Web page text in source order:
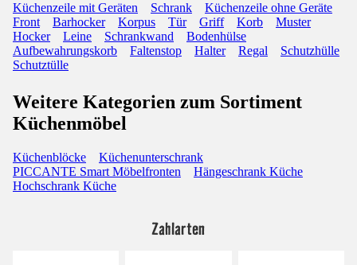
Küchenzeile mit Geräten Schrank
Küchenzeile ohne Geräte
Front
Barhocker Korpus Tür Griff Korb
Muster
Hocker
Leine Schrankwand
Bodenhülse
Aufbewahrungskorb
Faltenstop Halter Regal
Schutzhülle
Schutztülle
Weitere Kategorien zum Sortiment
Küchenmöbel
Küchenblöcke
Küchenunterschrank
PICCANTE Smart Möbelfronten
Hängeschrank Küche
Hochschrank Küche
Zahlarten